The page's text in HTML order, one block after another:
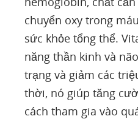
chuyển oxy trong
sức khỏe tổng thể.
năng thần kinh và
trạng và giảm các
thời, nó giúp tăng
cách tham gia vào